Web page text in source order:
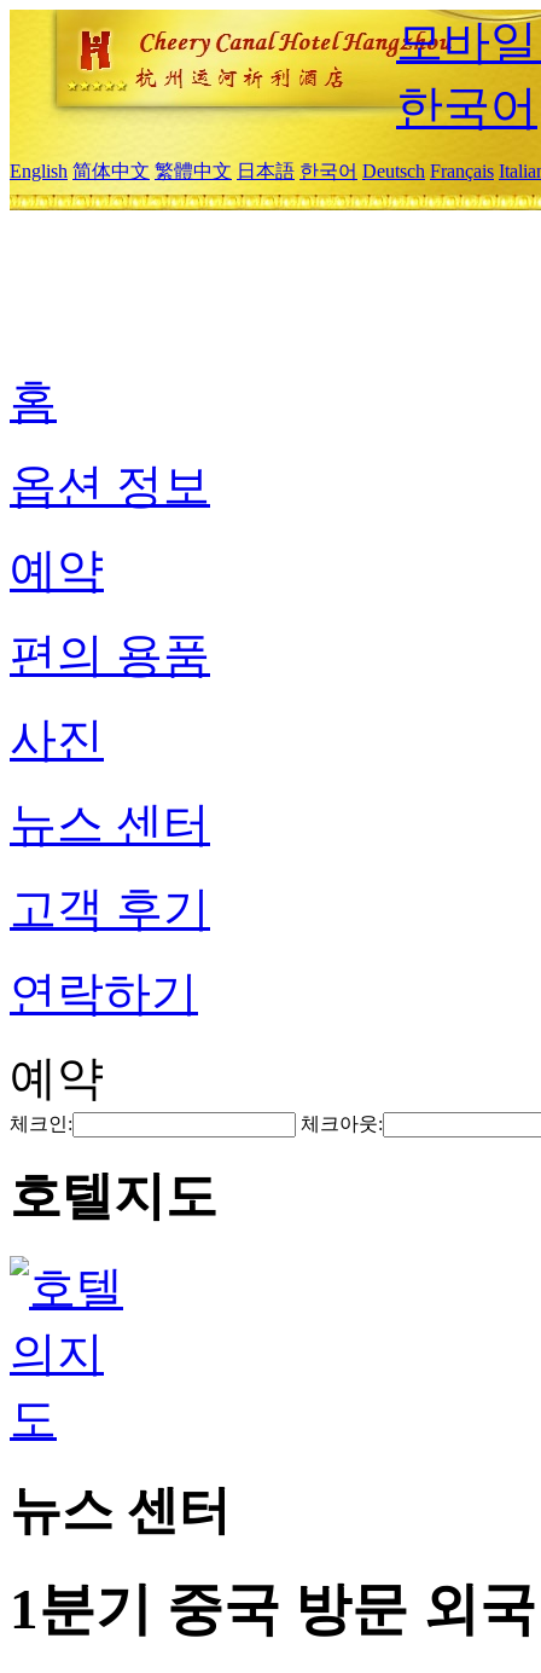
모바
한국어
English 简体中文 繁體中文 日本語 한국어 Deutsch Français
홈
옵션 정보
예약
편의 용품
사진
뉴스 센터
고객 후기
연락하기
예약
체크인: 체크아웃:
호텔지도
뉴스 센터
1분기 중국 방문 외